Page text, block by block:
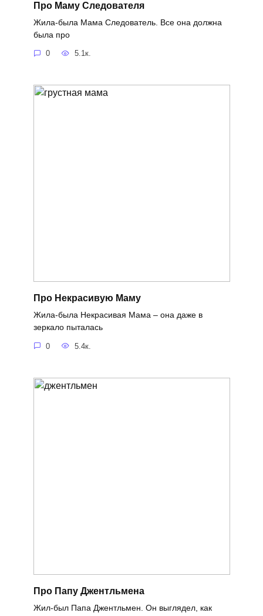
Про Маму Следователя
Жила-была Мама Следователь. Все она должна
была про
0 5.1к.
Про Некрасивую Маму
Жила-была Некрасивая Мама – она даже в
зеркало пыталась
0 5.4к.
Про Папу Джентльмена
Жил-был Папа Джентльмен. Он выглядел, как